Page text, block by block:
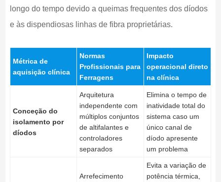
longo do tempo devido a queimas frequentes dos díodos
e às dispendiosas linhas de fibra proprietárias.
Métrica de
aquisição clínica
Normas
Profissionais para
Ferragens
Impacto
operacional direto
na clínica
Conceção do
isolamento por
díodos
Arquitetura
independente com
múltiplos conjuntos
de altifalantes e
controladores
separados
Elimina o tempo de
inatividade total do
sistema caso um
único canal de
díodo apresente
um problema
Arrefecimento
Evita a variação de
potência térmica,